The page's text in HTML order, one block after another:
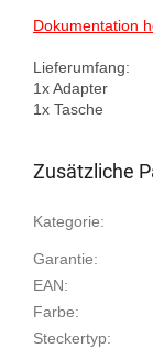
Dokumentation
Lieferumfang:
1x Adapter
Zusätzliche
Kategorie:
Garantie:
EAN:
Farbe:
Steckertyp: